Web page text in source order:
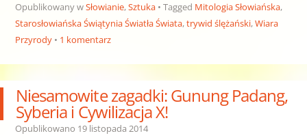
Opublikowany wSłowianie,Sztuka Tagged Mitologia Słowiańska,
Starosłowiańska Świątynia Światła Świata,trywid ślężański,Wiara
Przyrody
1 komentarz
Niesamowite zagadki: Gunung Padang,
Syberia i Cywilizacja X!
Opublikowano 19 listopada 2014